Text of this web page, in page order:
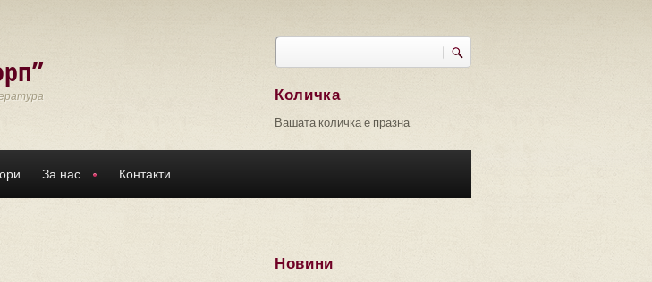
Търси
Количка
Вашата количка е празна
За нас Контакти
Новини